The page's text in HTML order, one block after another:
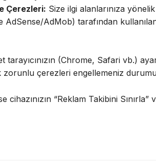
Çerezleri: Size ilgi alanlarınıza
AdMob) tarafından
tarayıcınızın (Chrome, Safari vb.)
zorunlu çerezleri engellemeniz
cihazınızın “Reklam Takibini